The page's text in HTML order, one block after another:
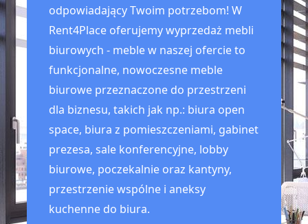
odpowiadający Twoim potrzebom! W
Rent4Place oferujemy wyprzedaż mebli
biurowych - meble w naszej ofercie to
funkcjonalne, nowoczesne meble
biurowe przeznaczone do przestrzeni
dla biznesu, takich jak np.: biura open
space, biura z pomieszczeniami, gabinet
prezesa, sale konferencyjne, lobby
biurowe, poczekalnie oraz kantyny,
przestrzenie wspólne i aneksy
kuchenne do biura.